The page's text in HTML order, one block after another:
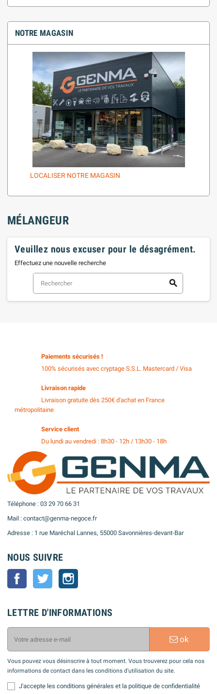
NOTRE MAGASIN
LOCALISER NOTRE MAGASIN
MÉLANGEUR
Veuillez nous excuser pour le désagrément.
Effectuez une nouvelle recherche
search
Paiements sécurisés !
100% sécurisés avec cryptage S.S.L. Mastercard / Visa
Livraison rapide
Livraison gratuite dès 250€ d'achat en France
métropolitaine
Service client
Du lundi au vendredi : 8h30 - 12h / 13h30 - 18h
Téléphone : 03 29 70 66 31
Mail : contact@genma-negoce.fr
Adresse : 1 rue Maréchal Lannes, 55000 Savonnières-devant-Bar
NOUS SUIVRE
Facebook Twitter
LETTRE D'INFORMATIONS
ok
Vous pouvez vous désinscrire à tout moment. Vous trouverez pour cela nos
informations de contact dans les conditions d'utilisation du site.
J'accepte les conditions générales et la politique de confidentialité